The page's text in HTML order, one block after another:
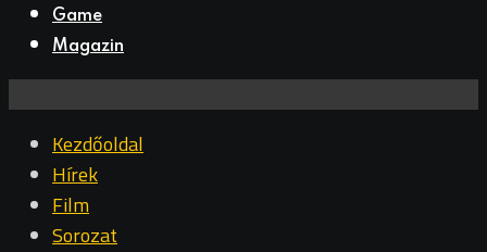
Game
Magazin
Kezdőoldal
Hírek
Film
Sorozat